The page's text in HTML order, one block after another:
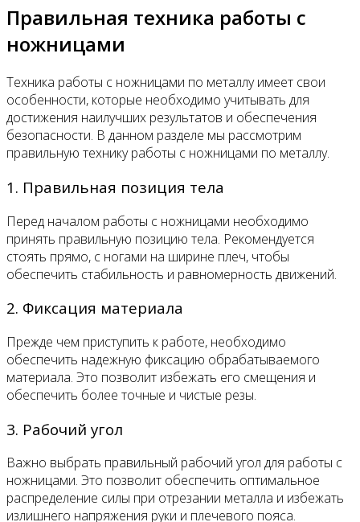
Правильная техника работы с
ножницами
Техника работы с ножницами по металлу имеет свои
особенности, которые необходимо учитывать для
достижения наилучших результатов и обеспечения
безопасности. В данном разделе мы рассмотрим
правильную технику работы с ножницами по металлу.
1. Правильная позиция тела
Перед началом работы с ножницами необходимо
принять правильную позицию тела. Рекомендуется
стоять прямо, с ногами на ширине плеч, чтобы
обеспечить стабильность и равномерность движений.
2. Фиксация материала
Прежде чем приступить к работе, необходимо
обеспечить надежную фиксацию обрабатываемого
материала. Это позволит избежать его смещения и
обеспечить более точные и чистые резы.
3. Рабочий угол
Важно выбрать правильный рабочий угол для работы с
ножницами. Это позволит обеспечить оптимальное
распределение силы при отрезании металла и избежать
излишнего напряжения руки и плечевого пояса.